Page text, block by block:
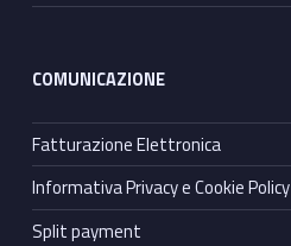
COMUNICAZIONE
Fatturazione Elettronica
Informativa Privacy e Cookie Policy
Split payment